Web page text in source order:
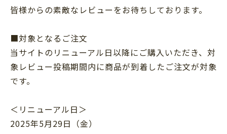
皆様からの素敵なレビューをお待ちしております。
■対象となるご注文
当サイトのリニューアル日以降にご購入いただき、対
象レビュー投稿期間内に商品が到着したご注文が対象
です。
＜リニューアル日＞
2025年5月29日（金）